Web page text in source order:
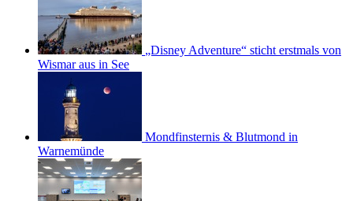
„Disney Adventure“ sticht erstmals von
Wismar aus in See
Mondfinsternis & Blutmond in
Warnemünde